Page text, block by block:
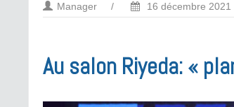
Manager / 16 décembre 2021
Au salon Riyeda: «